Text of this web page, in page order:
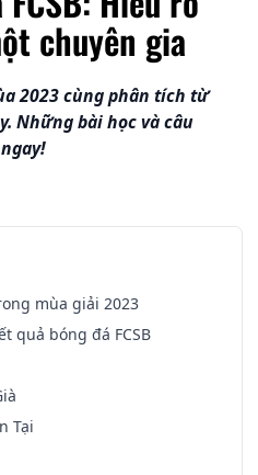
chuyên gia
2023 cùng phân tích từ
Những bài học và câu
mùa giải 2023
quả bóng đá FCSB
Tại